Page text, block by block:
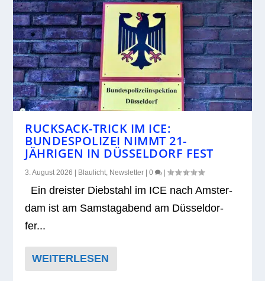
RUCKSACK-TRICK IM ICE:
BUNDESPOLIZEI NIMMT 21-
JÄHRIGEN IN DÜSSELDORF FEST
3. August 2026 Blaulicht, Newsletter |0 |
Ein dreis­ter Dieb­stahl im ICE nach Ams­ter­
dam ist am Sams­tag­abend am Düs­sel­dor­
fer...
WEITERLESEN